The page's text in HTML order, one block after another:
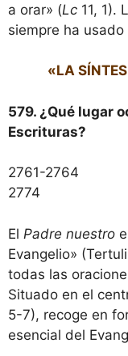
a orar» (Lc 11, 1).
siempre ha
«LA
579. ¿Qué lugar
Escrituras?
2761-2764
2774
El Padre nuestro
Evangelio»
todas las
Situado en el
5-7), recoge en
esencial del